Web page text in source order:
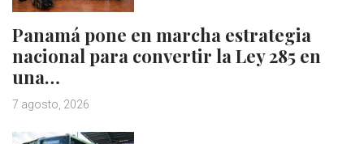
Panamá pone en marcha estrategia
nacional para convertir la Ley 285 en
una…
7 agosto, 2026